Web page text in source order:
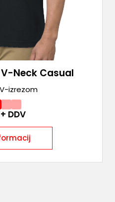
Neck Casual
izrezom
+ DDV